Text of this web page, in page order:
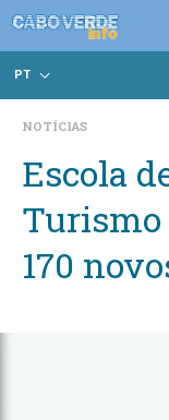
PT
NOTÍCIAS
Escola
Turismo
170